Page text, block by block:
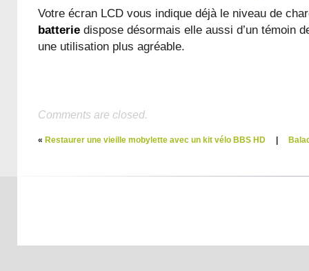
Votre écran LCD vous indique déjà le niveau de
batterie dispose désormais elle aussi d’un témoin
une utilisation plus agréable.
Comments are closed.
« Restaurer une vieille mobylette avec un kit vélo BBS HD